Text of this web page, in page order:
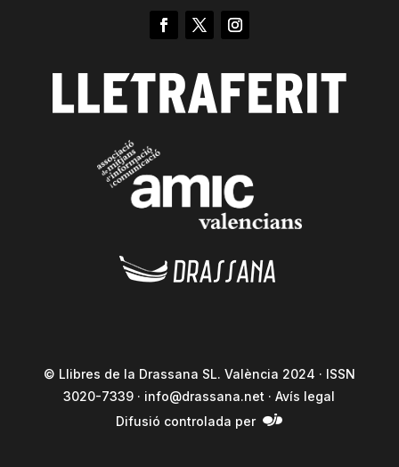
© Llibres de la Drassana SL. València 2024 · ISSN
3020-7339 · info@drassana.net ·Avís legal
Difusió controlada per